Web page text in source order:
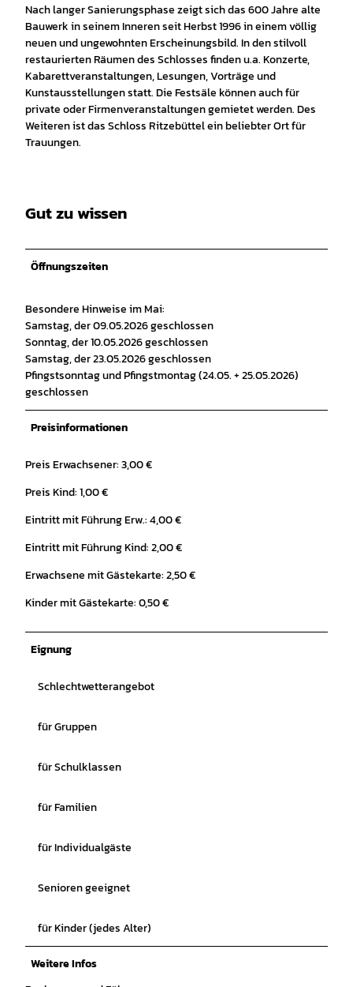
Nach langer Sanierungsphase zeigt sich das 600 Jahre alte
Bauwerk in seinem Inneren seit Herbst 1996 in einem völlig
neuen und ungewohnten Erscheinungsbild. In den stilvoll
restaurierten Räumen des Schlosses finden u.a. Konzerte,
Kabarettveranstaltungen, Lesungen, Vorträge und
Kunstausstellungen statt. Die Festsäle können auch für
private oder Firmenveranstaltungen gemietet werden. Des
Weiteren ist das Schloss Ritzebüttel ein beliebter Ort für
Trauungen.
Gut zu wissen
Öffnungszeiten
Besondere Hinweise im Mai:
Samstag, der 09.05.2026 geschlossen
Sonntag, der 10.05.2026 geschlossen
Samstag, der 23.05.2026 geschlossen
Pfingstsonntag und Pfingstmontag (24.05. + 25.05.2026)
geschlossen
Preisinformationen
Preis Erwachsener: 3,00 €
Preis Kind: 1,00 €
Eintritt mit Führung Erw.: 4,00 €
Eintritt mit Führung Kind: 2,00 €
Erwachsene mit Gästekarte: 2,50 €
Kinder mit Gästekarte: 0,50 €
Eignung
Schlechtwetterangebot
für Gruppen
für Schulklassen
für Familien
für Individualgäste
Senioren geeignet
für Kinder (jedes Alter)
Weitere Infos